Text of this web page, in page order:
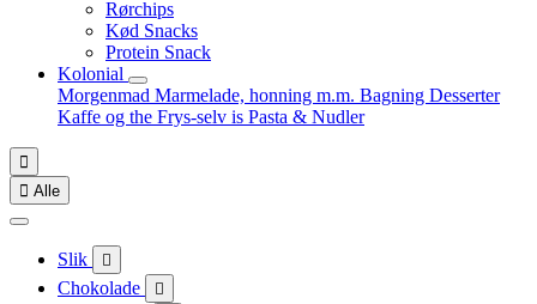
Rørchips
Kød Snacks
Protein Snack
Kolonial
Morgenmad Marmelade, honning m.m. Bagning Desserter
Kaffe og the Frys-selv is Pasta & Nudler

 Alle
Slik 
Chokolade 